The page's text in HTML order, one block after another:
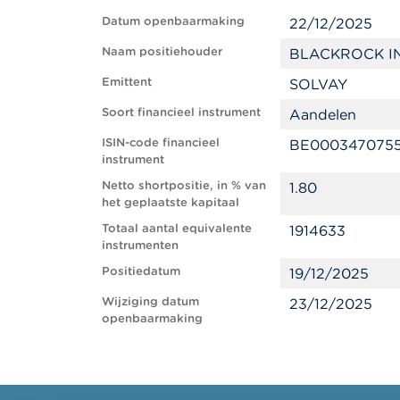
Datum openbaarmaking 22/12/2025
Naam positiehouder BLACKROCK
Emittent SOLVAY
Soort financieel instrument Aandelen
ISIN-code financieel
instrument
Netto shortpositie, in % van
het geplaatste kapitaal
1.80
Totaal aantal equivalente
instrumenten
1914633
Positiedatum 19/12/2025
Wijziging datum
openbaarmaking
23/12/2025